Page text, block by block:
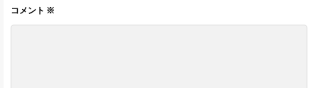
コメント ※